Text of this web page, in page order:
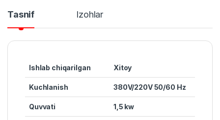
Tasnif Izohlar
Ishlab chiqarilgan Xitoy
Kuchlanish 380V/220V 50/60 Hz
Quvvati 1,5 kw